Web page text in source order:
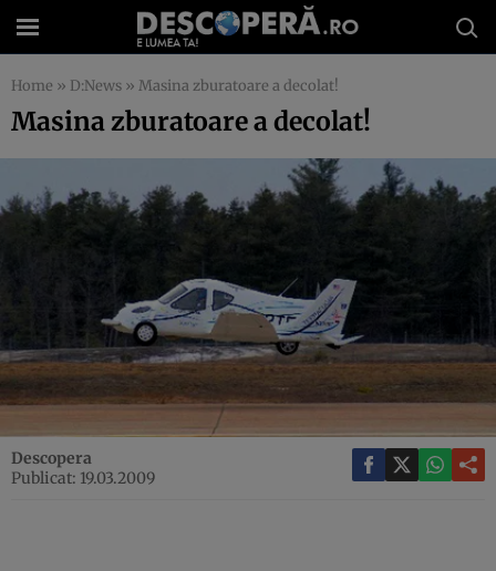
Home » D:News » Masina zburatoare a decolat!
Masina zburatoare a decolat!
Descopera
Publicat: 19.03.2009